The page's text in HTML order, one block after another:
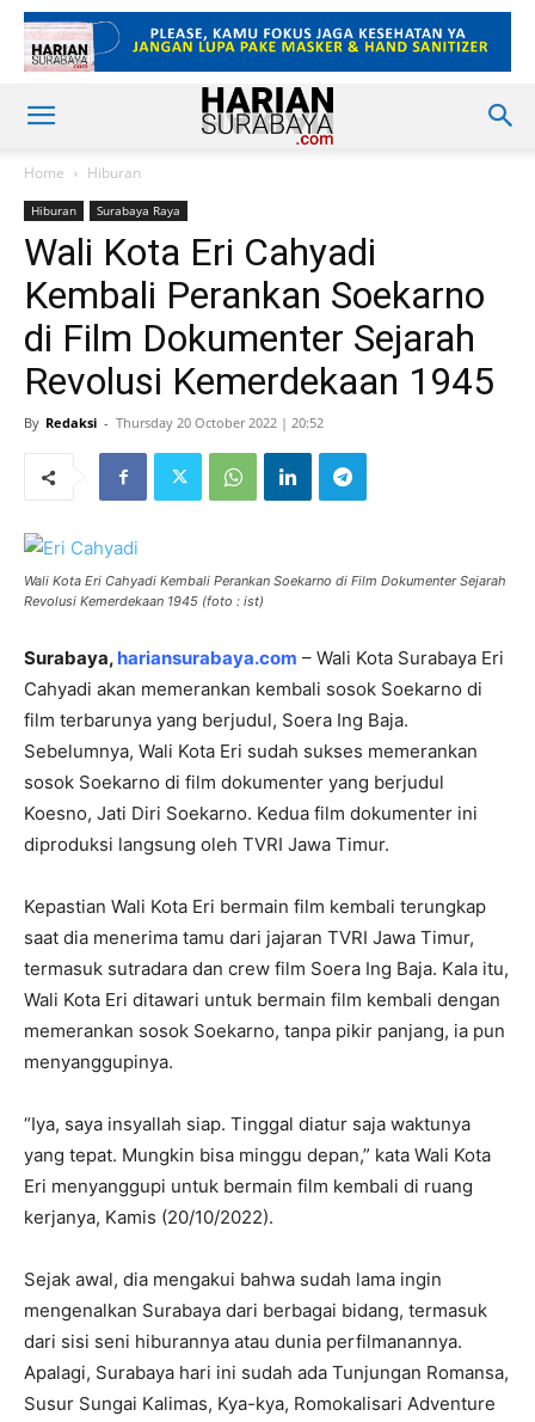
Home Hiburan
Hiburan Surabaya Raya
Wali Kota Eri Cahyadi
Kembali Perankan Soekarno
di Film Dokumenter Sejarah
Revolusi Kemerdekaan 1945
By Redaksi - Thursday 20 October 2022 | 20:52
Wali Kota Eri Cahyadi Kembali Perankan Soekarno di Film Dokumenter Sejarah
Revolusi Kemerdekaan 1945 (foto : ist)
Surabaya, hariansurabaya.com – Wali Kota Surabaya Eri
Cahyadi akan memerankan kembali sosok Soekarno di
film terbarunya yang berjudul, Soera Ing Baja.
Sebelumnya, Wali Kota Eri sudah sukses memerankan
sosok Soekarno di film dokumenter yang berjudul
Koesno, Jati Diri Soekarno. Kedua film dokumenter ini
diproduksi langsung oleh TVRI Jawa Timur.
Kepastian Wali Kota Eri bermain film kembali terungkap
saat dia menerima tamu dari jajaran TVRI Jawa Timur,
termasuk sutradara dan crew film Soera Ing Baja. Kala itu,
Wali Kota Eri ditawari untuk bermain film kembali dengan
memerankan sosok Soekarno, tanpa pikir panjang, ia pun
menyanggupinya.
“Iya, saya insyallah siap. Tinggal diatur saja waktunya
yang tepat. Mungkin bisa minggu depan,” kata Wali Kota
Eri menyanggupi untuk bermain film kembali di ruang
kerjanya, Kamis (20/10/2022).
Sejak awal, dia mengakui bahwa sudah lama ingin
mengenalkan Surabaya dari berbagai bidang, termasuk
dari sisi seni hiburannya atau dunia perfilmanannya.
Apalagi, Surabaya hari ini sudah ada Tunjungan Romansa,
Susur Sungai Kalimas, Kya-kya, Romokalisari Adventure